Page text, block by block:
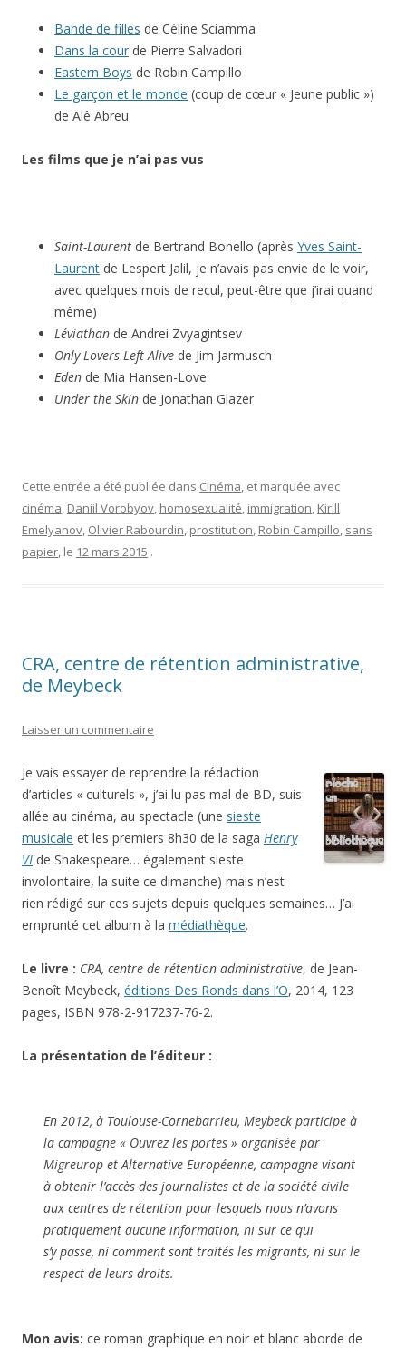
Bande de filles de Céline Sciamma
Dans la cour de Pierre Salvadori
Eastern Boys de Robin Campillo
Le garçon et le monde (coup de cœur « Jeune public »)
de Alê Abreu
Les films que je n’ai pas vus
Saint-Laurent de Bertrand Bonello (après Yves Saint-
Laurent de Lespert Jalil, je n’avais pas envie de le voir,
avec quelques mois de recul, peut-être que j’irai quand
même)
Léviathan de Andrei Zvyagintsev
Only Lovers Left Alive de Jim Jarmusch
Eden de Mia Hansen-Love
Under the Skin de Jonathan Glazer
Cette entrée a été publiée dans Cinéma, et marquée avec
cinéma, Daniil Vorobyov, homosexualité, immigration, Kirill
Emelyanov, Olivier Rabourdin, prostitution, Robin Campillo, sans
papier, le 12 mars 2015 .
CRA, centre de rétention administrative,
de Meybeck
Laisser un commentaire
Je vais essayer de reprendre la rédaction
d’articles « culturels », j’ai lu pas mal de BD, suis
allée au cinéma, au spectacle (une sieste
musicale et les premiers 8h30 de la saga Henry
VI de Shakespeare… également sieste
involontaire, la suite ce dimanche) mais n’est
rien rédigé sur ces sujets depuis quelques semaines… J’ai
emprunté cet album à la médiathèque.
Le livre : CRA, centre de rétention administrative, de Jean-
Benoît Meybeck, éditions Des Ronds dans l’O, 2014, 123
pages, ISBN 978-2-917237-76-2.
La présentation de l’éditeur :
En 2012, à Toulouse-Cornebarrieu, Meybeck participe à
la campagne « Ouvrez les portes » organisée par
Migreurop et Alternative Européenne, campagne visant
à obtenir l’accès des journalistes et de la société civile
aux centres de rétention pour lesquels nous n’avons
pratiquement aucune information, ni sur ce qui
s’y passe, ni comment sont traités les migrants, ni sur le
respect de leurs droits.
Mon avis: ce roman graphique en noir et blanc aborde de